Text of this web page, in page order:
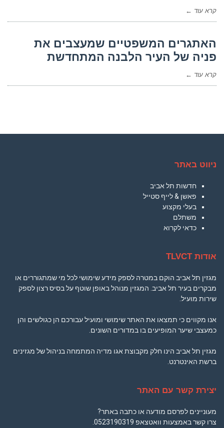
קרא עוד ←
האתגרים המשפטיים שמעצבים את
פניה של העיר הלבנה המתחדשת
קרא עוד ←
ניווט באתר
חדשות תל אביב
פאשן & לייף סטייל
בעלי מקצוע
משתלם
כדאי לקרוא
אודות TLVCT
מגזין תל אביב הוקם במטרה לספק מידע שימושי לכל מי שמתגוררים או
מבקרים בעיר תל אביב. המגזין מנוהל באופן שוטף על בסיס רצון לספק
שירות מועיל.
אנו מקווים כי תמצאו את האתר שימושי ומועיל עבורכם הן כגולשים והן
כמעצבי שיער המופיעים בו במדורים השונים.
מגזין תל אביב הינו חלק מקבוצת אגו מדיה המתמחה בניהול של מגזינים
ברשת האינטרנט.
יצירת קשר עם האתר
מעוניינים לפרסם מודעה או כתבה באתר?
צרו קשר באמצעות וואטצאפ 0523190319